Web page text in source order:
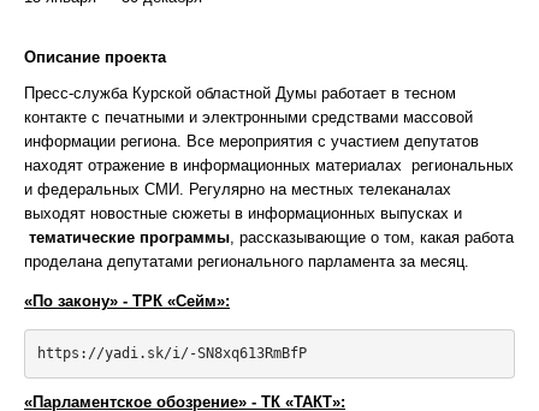
Описание проекта
Пресс-служба Курской областной Думы работает в тесном
контакте с печатными и электронными средствами массовой
информации региона. Все мероприятия с участием депутатов
находят отражение в информационных материалах региональных
и федеральных СМИ. Регулярно на местных телеканалах
выходят новостные сюжеты в информационных выпусках и
тематические программы , рассказывающие о том, какая работа
проделана депутатами регионального парламента за месяц.
«По закону» - ТРК «Сейм»:
https://yadi.sk/i/-SN8xq613RmBfP
«Парламентское обозрение» - ТК «ТАКТ»: